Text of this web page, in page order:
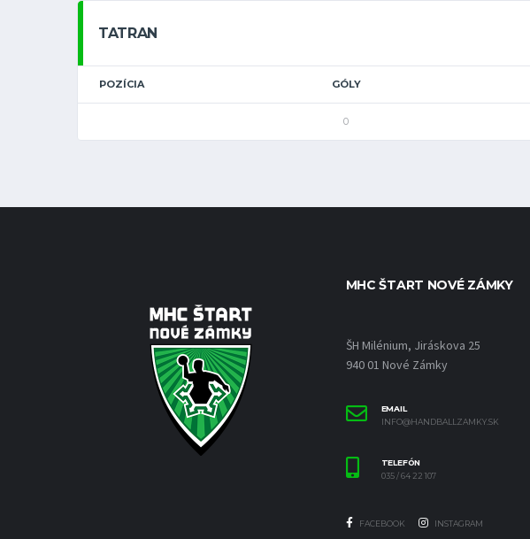
TATRAN
POZÍCIA GÓLY
0
MHC ŠTART NOVÉ ZÁMKY
ŠH Milénium, Jiráskova 25
940 01 Nové Zámky
EMAIL
INFO@HANDBALLZAMKY.SK
TELEFÓN
035 / 64 22 107
FACEBOOK INSTAGRAM